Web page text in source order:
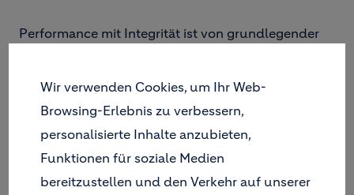
Performance mit Integrität ist von grundlegender
Vertrauen, schützt unseren Ruf und schafft
Mehrwert für unsere Mitarbeitenden, Kunden und
alle anderen Stakeholder.
Der Holcim Ethikkodex beschreibt, wie wir auf der
Grundlage unserer Schlüsselprinzipien
Wir verwenden Cookies, um Ihr Web-
Browsing-Erlebnis zu verbessern,
personalisierte Inhalte anzubieten,
Funktionen für soziale Medien
bereitzustellen und den Verkehr auf unserer